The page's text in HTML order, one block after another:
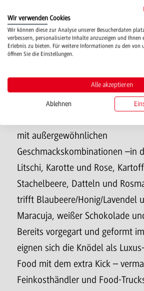
auf einem Sommer-Festival aus
mit BROD – man schmeckte den
die traditionellen Knödel
außergewöhnliche
fruchtige und leichte Note.
mit außergewöhnlichen
Geschmackskombinationen –in
Litschi, Karotte und Rose,
Stachelbeere, Datteln und
trifft Blaubeere/Honig/Lavendel
Maracuja, weißer Schokolade
Bereits vorgegart und geformt
eignen sich die Knödel als
Food mit dem extra Kick –
Feinkosthändler und Food-
Wir verwenden Cookies
Wir können diese zur Analyse unserer Besucherdaten
verbessern, personalisierte Inhalte anzuzeigen und Ihnen
Erlebnis zu bieten. Für weitere Informationen zu den von
öffnen Sie die Einstellungen.
Alle akzeptieren
Ablehnen